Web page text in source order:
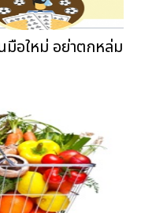
อใหม่ อย่าตกหล่ม